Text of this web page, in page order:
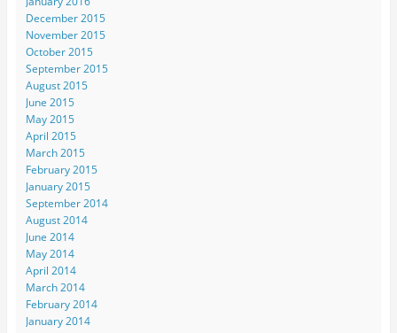
December 2015
November 2015
October 2015
September 2015
August 2015
June 2015
May 2015
April 2015
March 2015
February 2015
January 2015
September 2014
August 2014
June 2014
May 2014
April 2014
March 2014
February 2014
January 2014